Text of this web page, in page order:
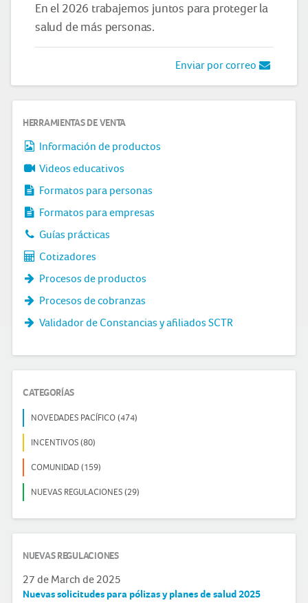
En el 2026 trabajemos juntos para proteger la
salud de más personas.
Enviar por correo
HERRAMIENTAS DE VENTA
Información de productos
Videos educativos
Formatos para personas
Formatos para empresas
Guías prácticas
Cotizadores
Procesos de productos
Procesos de cobranzas
Validador de Constancias y afiliados SCTR
CATEGORÍAS
NOVEDADES PACÍFICO (474)
INCENTIVOS (80)
COMUNIDAD (159)
NUEVAS REGULACIONES (29)
NUEVAS REGULACIONES
27 de March de 2025
Nuevas solicitudes para pólizas y planes de salud 2025